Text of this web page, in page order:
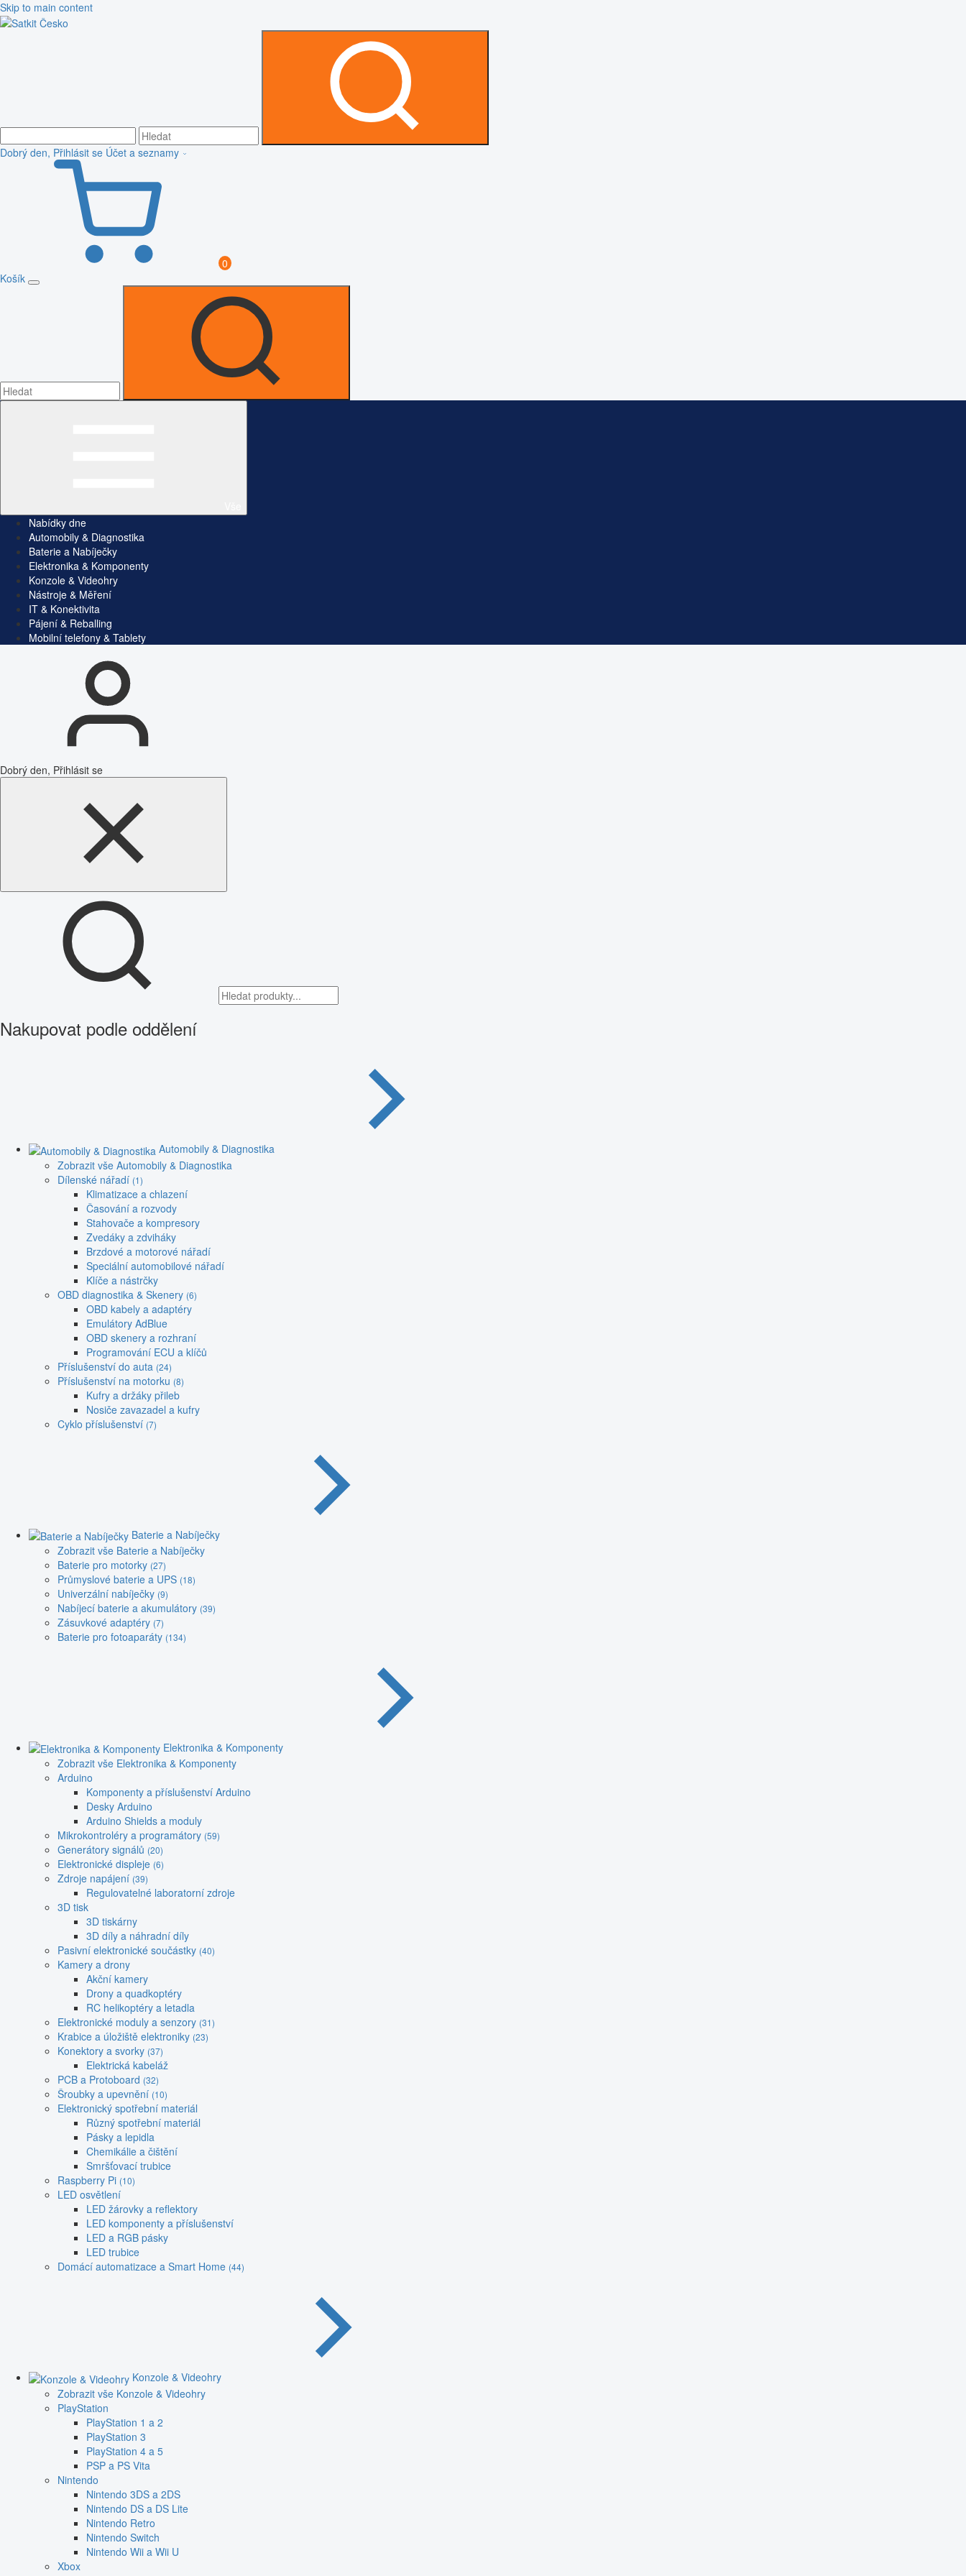
Skip to main content
Dobrý den, Přihlásit se Účet a seznamy
0
Košík
Nabídky dne
Automobily & Diagnostika
Baterie a Nabíječky
Elektronika & Komponenty
Konzole & Videohry
Nástroje & Měření
IT & Konektivita
Pájení & Reballing
Mobilní telefony & Tablety
Dobrý den, Přihlásit se
Nakupovat podle oddělení
Automobily & Diagnostika
Zobrazit vše Automobily & Diagnostika
Dílenské nářadí (1)
Klimatizace a chlazení
Časování a rozvody
Stahovače a kompresory
Zvedáky a zdviháky
Brzdové a motorové nářadí
Speciální automobilové nářadí
Klíče a nástrčky
OBD diagnostika & Skenery (6)
OBD kabely a adaptéry
Emulátory AdBlue
OBD skenery a rozhraní
Programování ECU a klíčů
Příslušenství do auta (24)
Příslušenství na motorku (8)
Kufry a držáky přileb
Nosiče zavazadel a kufry
Cyklo příslušenství (7)
Baterie a Nabíječky
Zobrazit vše Baterie a Nabíječky
Baterie pro motorky (27)
Průmyslové baterie a UPS (18)
Univerzální nabíječky (9)
Nabíjecí baterie a akumulátory (39)
Zásuvkové adaptéry (7)
Baterie pro fotoaparáty (134)
Elektronika & Komponenty
Zobrazit vše Elektronika & Komponenty
Arduino
Komponenty a příslušenství Arduino
Desky Arduino
Arduino Shields a moduly
Mikrokontroléry a programátory (59)
Generátory signálů (20)
Elektronické displeje (6)
Zdroje napájení (39)
Regulovatelné laboratorní zdroje
3D tisk
3D tiskárny
3D díly a náhradní díly
Pasivní elektronické součástky (40)
Kamery a drony
Akční kamery
Drony a quadkoptéry
RC helikoptéry a letadla
Elektronické moduly a senzory (31)
Krabice a úložiště elektroniky (23)
Konektory a svorky (37)
Elektrická kabeláž
PCB a Protoboard (32)
Šroubky a upevnění (10)
Elektronický spotřební materiál
Různý spotřební materiál
Pásky a lepidla
Chemikálie a čištění
Smršťovací trubice
Raspberry Pi (10)
LED osvětlení
LED žárovky a reflektory
LED komponenty a příslušenství
LED a RGB pásky
LED trubice
Domácí automatizace a Smart Home (44)
Konzole & Videohry
Zobrazit vše Konzole & Videohry
PlayStation
PlayStation 1 a 2
PlayStation 3
PlayStation 4 a 5
PSP a PS Vita
Nintendo
Nintendo 3DS a 2DS
Nintendo DS a DS Lite
Nintendo Retro
Nintendo Switch
Nintendo Wii a Wii U
Xbox